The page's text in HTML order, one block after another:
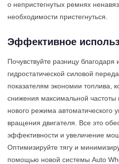
о непристегнутых ремнях
необходимости пристегнуться.
Эффективное
Почувствуйте разницу благодаря
гидростатической силовой
показателям экономии топлива,
снижения максимальной частоты
нового режима автоматического
вращения двигателя. Все это
эффективности и увеличение
Оптимизируйте тягу и
помощью новой системы Auto